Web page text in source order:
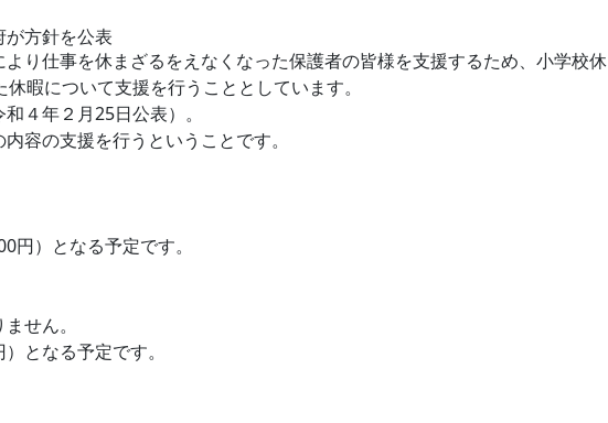
方針を公表
り仕事を休まざるをえなくなった保護者の皆様を支援するため、小学校休
暇について支援を行うこととしています。
４年２月25日公表）。
容の支援を行うということです。
円）となる予定です。
せん。
となる予定です。